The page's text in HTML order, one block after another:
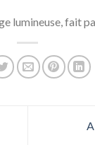
lumineuse, fait